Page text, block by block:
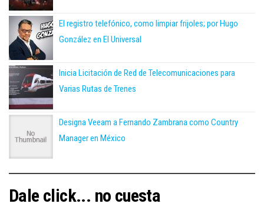
El registro telefónico, como limpiar frijoles; por Hugo
González en El Universal
Inicia Licitación de Red de Telecomunicaciones para
Varias Rutas de Trenes
Designa Veeam a Fernando Zambrana como Country
Manager en México
Dale click... no cuesta